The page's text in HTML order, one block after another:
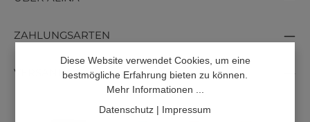
ZAHLUNGSARTEN
VERSANDARTEN
Diese Website verwendet Cookies, um eine
bestmögliche Erfahrung bieten zu können.
Mehr Informationen ...
Datenschutz | Impressum